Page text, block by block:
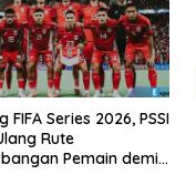
FIFA Series 2026, PSSI
Rute
Pemain demi